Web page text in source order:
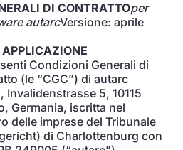
DI CONTRATTOper
autarcVersione: aprile
Condizioni Generali di
(le “CGC”) di autarc
Invalidenstrasse 5, 10115
Germania, iscritta nel
delle imprese del Tribunale
di Charlottenburg con